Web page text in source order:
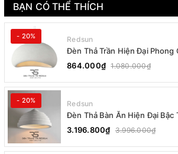
BẠN CÓ THỂ THÍCH
- 20% Redsun
Đèn Thả Trần Hiện Đại Phong
sabi CDT-T036 Dáng B
864.000₫ 1.080.000₫
- 20% Redsun
Đèn Thả Bàn Ăn Hiện Đại Bậc
Cách Nhật Bản Wabi-sabi DC-
3.196.800₫ 3.996.000₫